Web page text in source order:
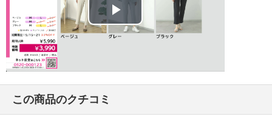
・単品洗い
・水や汗などによる色落ち、色移り注意
・摩擦による色落ち、色移り注意
【原産国（地）】
・日本製
Play
この商品のクチコミ